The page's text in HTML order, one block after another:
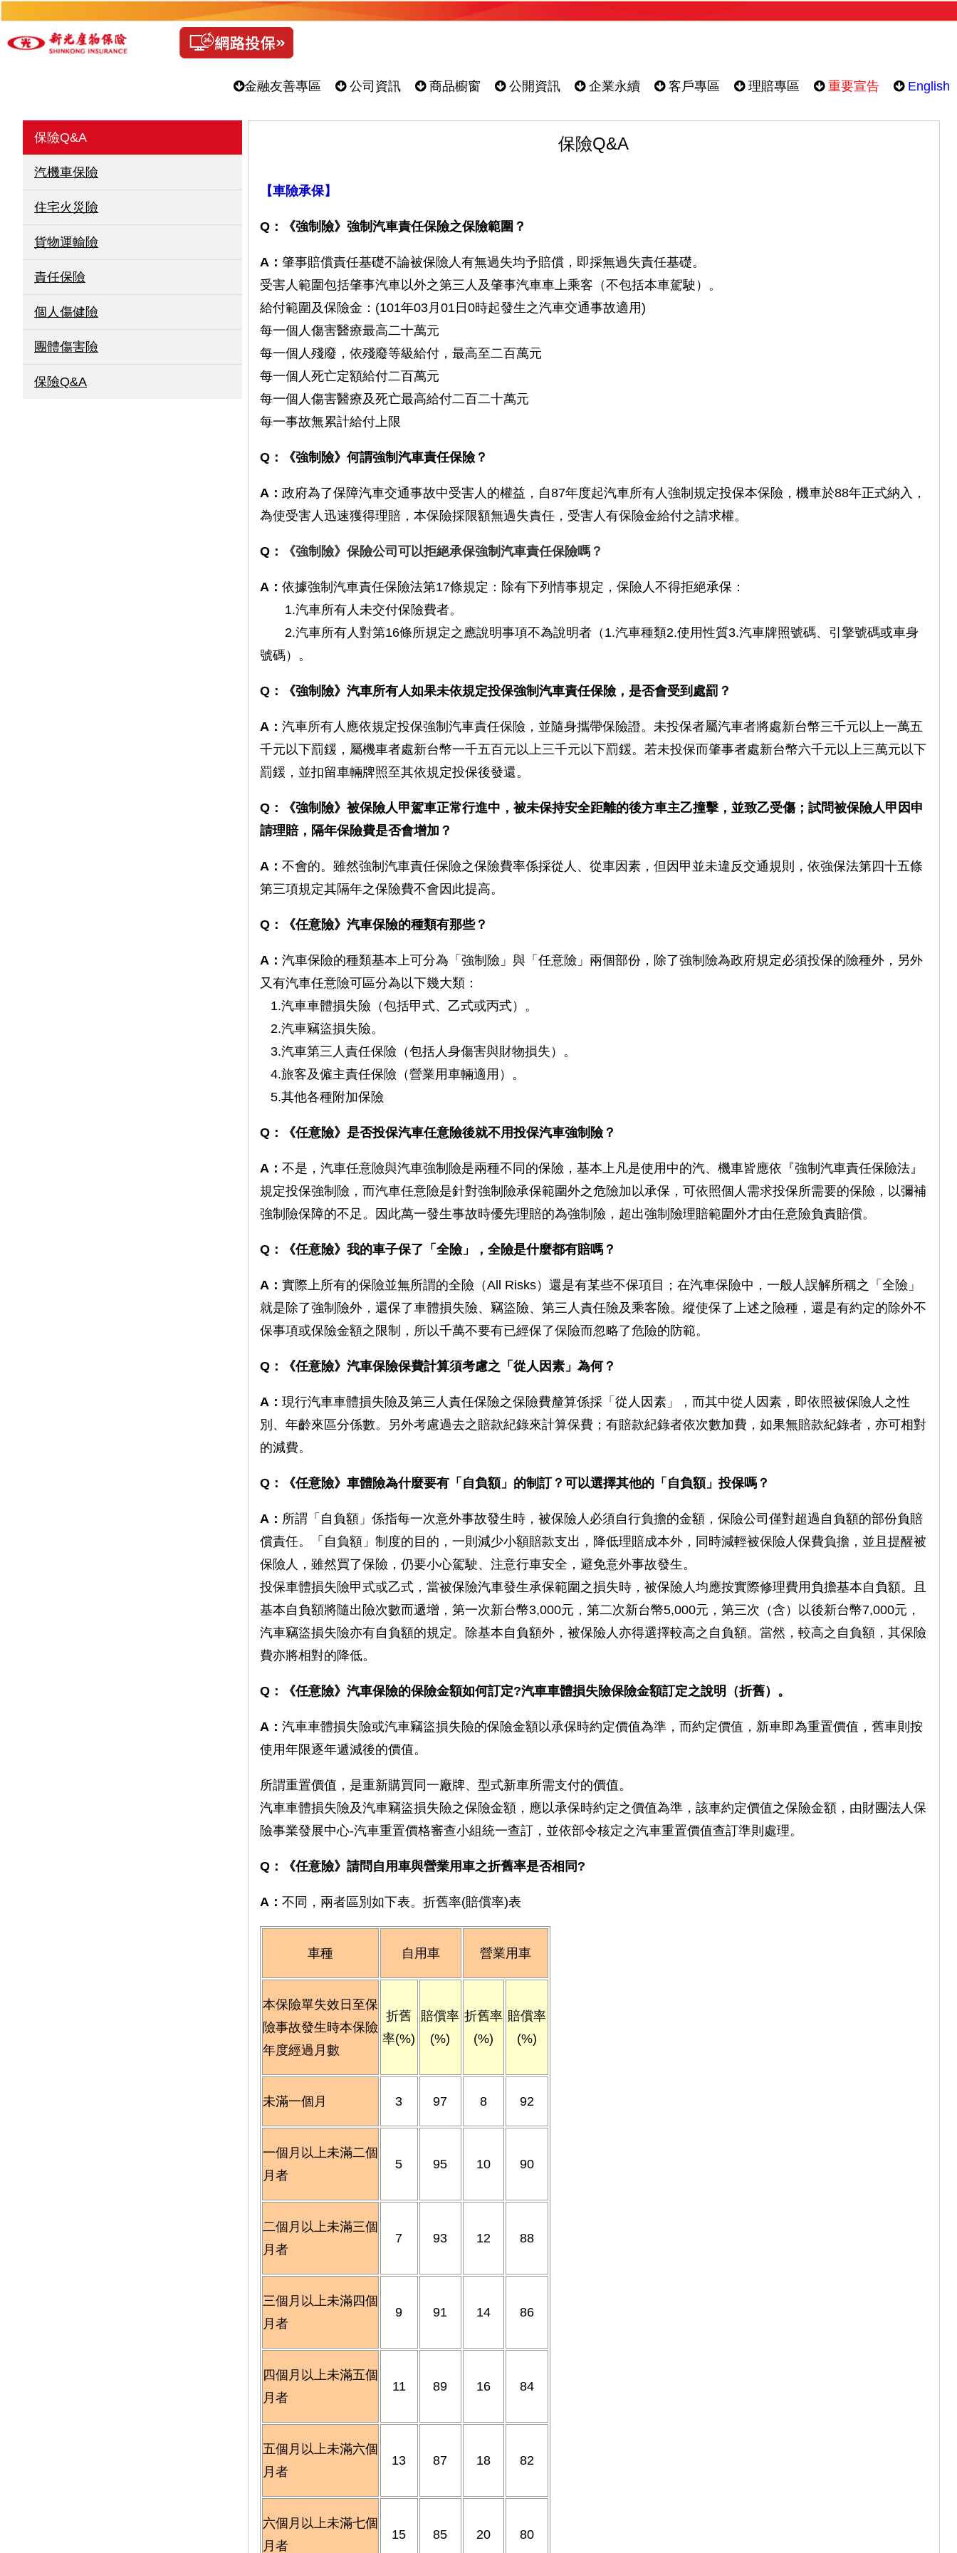
金融友善專區 公司資訊 商品櫥窗 公開資訊 企業永續 客戶專區 理賠專區 重要宣告 English
保險Q&A
汽機車保險
住宅火災險
貨物運輸險
責任保險
個人傷健險
團體傷害險
保險Q&A
保險Q&A
【車險承保】
Q：《強制險》強制汽車責任保險之保險範圍？
A： 肇事賠償責任基礎不論被保險人有無過失均予賠償，即採無過失責任基礎。
受害人範圍包括肇事汽車以外之第三人及肇事汽車車上乘客（不包括本車駕駛）。
給付範圍及保險金：(101年03月01日0時起發生之汽車交通事故適用)
每一個人傷害醫療最高二十萬元
每一個人殘廢，依殘廢等級給付，最高至二百萬元
每一個人死亡定額給付二百萬元
每一個人傷害醫療及死亡最高給付二百二十萬元
每一事故無累計給付上限
Q：《強制險》何謂強制汽車責任保險？
A： 政府為了保障汽車交通事故中受害人的權益，自87年度起汽車所有人強制規定投保本保險，機車於88年正式納入，
為使受害人迅速獲得理賠，本保險採限額無過失責任，受害人有保險金給付之請求權。
Q： 《強制險》保險公司可以拒絕承保強制汽車責任保險嗎？
A： 依據強制汽車責任保險法第17條規定：除有下列情事規定，保險人不得拒絕承保：
1.汽車所有人未交付保險費者。
2.汽車所有人對第16條所規定之應說明事項不為說明者（1.汽車種類2.使用性質3.汽車牌照號碼、引擎號碼或車身
號碼）。
Q： 《強制險》 汽車所有人如果未依規定投保強制汽車責任保險，是否會受到處罰？
A： 汽車所有人應依規定投保強制汽車責任保險，並隨身攜帶保險證。未投保者屬汽車者將處新台幣三千元以上一萬五
千元以下罰鍰，屬機車者處新台幣一千五百元以上三千元以下罰鍰。若未投保而肇事者處新台幣六千元以上三萬元以下
罰鍰，並扣留車輛牌照至其依規定投保後發還。
Q：《強制險》被保險人甲駕車正常行進中，被未保持安全距離的後方車主乙撞擊，並致乙受傷；試問被保險人甲因申
請理賠，隔年保險費是否會增加？
A： 不會的。雖然強制汽車責任保險之保險費率係採從人、從車因素，但因甲並未違反交通規則，依強保法第四十五條
第三項規定其隔年之保險費不會因此提高。
Q：《任意險》汽車保險的種類有那些？
A： 汽車保險的種類基本上可分為「強制險」與「任意險」兩個部份，除了強制險為政府規定必須投保的險種外，另外
又有汽車任意險可區分為以下幾大類：
1.汽車車體損失險（包括甲式、乙式或丙式）。
2.汽車竊盜損失險。
3.汽車第三人責任保險（包括人身傷害與財物損失）。
4.旅客及僱主責任保險（營業用車輛適用）。
5.其他各種附加保險
Q：《任意險》是否投保汽車任意險後就不用投保汽車強制險？
A： 不是，汽車任意險與汽車強制險是兩種不同的保險，基本上凡是使用中的汽、機車皆應依『強制汽車責任保險法』
規定投保強制險，而汽車任意險是針對強制險承保範圍外之危險加以承保，可依照個人需求投保所需要的保險，以彌補
強制險保障的不足。因此萬一發生事故時優先理賠的為強制險，超出強制險理賠範圍外才由任意險負責賠償。
Q：《任意險》我的車子保了「全險」，全險是什麼都有賠嗎？
A： 實際上所有的保險並無所謂的全險（All Risks）還是有某些不保項目；在汽車保險中，一般人誤解所稱之「全險」
就是除了強制險外，還保了車體損失險、竊盜險、第三人責任險及乘客險。縱使保了上述之險種，還是有約定的除外不
保事項或保險金額之限制，所以千萬不要有已經保了保險而忽略了危險的防範。
Q：《任意險》汽車保險保費計算須考慮之「從人因素」為何？
A： 現行汽車車體損失險及第三人責任保險之保險費釐算係採「從人因素」，而其中從人因素，即依照被保險人之性
別、年齡來區分係數。另外考慮過去之賠款紀錄來計算保費；有賠款紀錄者依次數加費，如果無賠款紀錄者，亦可相對
的減費。
Q：《任意險》車體險為什麼要有「自負額」的制訂？可以選擇其他的「自負額」投保嗎？
A： 所謂「自負額」係指每一次意外事故發生時，被保險人必須自行負擔的金額，保險公司僅對超過自負額的部份負賠
償責任。「自負額」制度的目的，一則減少小額賠款支出，降低理賠成本外，同時減輕被保險人保費負擔，並且提醒被
保險人，雖然買了保險，仍要小心駕駛、注意行車安全，避免意外事故發生。
投保車體損失險甲式或乙式，當被保險汽車發生承保範圍之損失時，被保險人均應按實際修理費用負擔基本自負額。且
基本自負額將隨出險次數而遞增，第一次新台幣3,000元，第二次新台幣5,000元，第三次（含）以後新台幣7,000元，
汽車竊盜損失險亦有自負額的規定。除基本自負額外，被保險人亦得選擇較高之自負額。當然，較高之自負額，其保險
費亦將相對的降低。
Q：《任意險》汽車保險的保險金額如何訂定?汽車車體損失險保險金額訂定之說明（折舊）。
A： 汽車車體損失險或汽車竊盜損失險的保險金額以承保時約定價值為準，而約定價值，新車即為重置價值，舊車則按
使用年限逐年遞減後的價值。
所謂重置價值，是重新購買同一廠牌、型式新車所需支付的價值。
汽車車體損失險及汽車竊盜損失險之保險金額，應以承保時約定之價值為準，該車約定價值之保險金額，由財團法人保
險事業發展中心-汽車重置價格審查小組統一查訂，並依部令核定之汽車重置價值查訂準則處理。
Q： 《任意險》請問自用車與營業用車之折舊率是否相同?
A： 不同，兩者區別如下表。折舊率(賠償率)表
車種 自用車 營業用車
本保險單失效日至保
險事故發生時本保險
年度經過月數
折舊
率(%)
賠償率
(%)
折舊率
(%)
賠償率
(%)
未滿一個月 3 97 8 92
一個月以上未滿二個
月者
5 95 10 90
二個月以上未滿三個
月者
7 93 12 88
三個月以上未滿四個
月者
9 91 14 86
四個月以上未滿五個
月者
11 89 16 84
五個月以上未滿六個
月者
13 87 18 82
六個月以上未滿七個
月者
15 85 20 80